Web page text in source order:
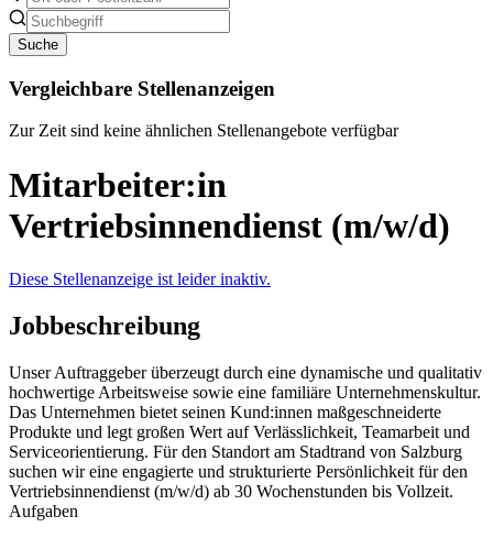
Suche
Vergleichbare Stellenanzeigen
Zur Zeit sind keine ähnlichen Stellenangebote verfügbar
Mitarbeiter:in
Vertriebsinnendienst (m/w/d)
Diese Stellenanzeige ist leider inaktiv.
Jobbeschreibung
Unser Auftraggeber überzeugt durch eine dynamische und qualitativ
hochwertige Arbeitsweise sowie eine familiäre Unternehmenskultur.
Das Unternehmen bietet seinen Kund:innen maßgeschneiderte
Produkte und legt großen Wert auf Verlässlichkeit, Teamarbeit und
Serviceorientierung. Für den Standort am Stadtrand von Salzburg
suchen wir eine engagierte und strukturierte Persönlichkeit für den
Vertriebsinnendienst (m/w/d) ab 30 Wochenstunden bis Vollzeit.
Aufgaben